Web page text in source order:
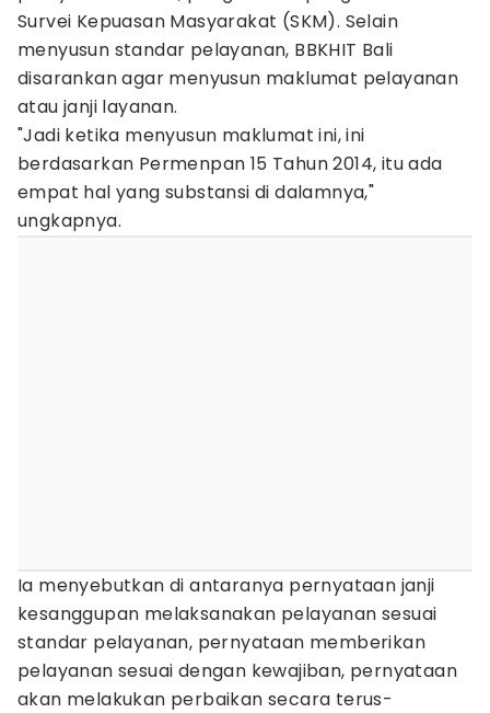
Survei Kepuasan Masyarakat (SKM). Selain
menyusun standar pelayanan, BBKHIT Bali
disarankan agar menyusun maklumat pelayanan
atau janji layanan.
"Jadi ketika menyusun maklumat ini, ini
berdasarkan Permenpan 15 Tahun 2014, itu ada
empat hal yang substansi di dalamnya,"
ungkapnya.
Ia menyebutkan di antaranya pernyataan janji
kesanggupan melaksanakan pelayanan sesuai
standar pelayanan, pernyataan memberikan
pelayanan sesuai dengan kewajiban, pernyataan
akan melakukan perbaikan secara terus-